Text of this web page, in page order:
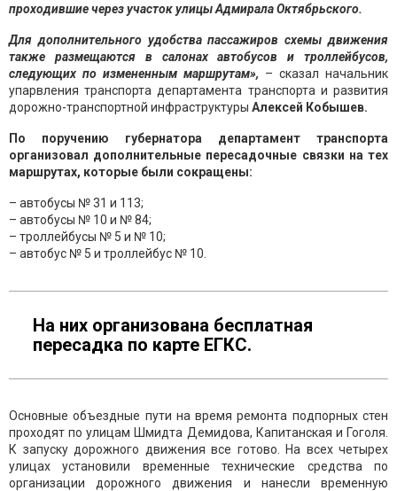
проходившие через участок улицы Адмирала Октябрьского.
Для дополнительного удобства пассажиров схемы движения
также размещаются в салонах автобусов и троллейбусов,
следующих по измененным маршрутам», – сказал начальник
упарвления транспорта департамента транспорта и развития
дорожно-транспортной инфраструктуры Алексей Кобышев.
По поручению губернатора департамент транспорта
организовал дополнительные пересадочные связки на тех
маршрутах, которые были сокращены:
– автобусы № 31 и 113;
– автобусы № 10 и № 84;
– троллейбусы № 5 и № 10;
– автобус № 5 и троллейбус № 10.
На них организована бесплатная
пересадка по карте ЕГКС.
Основные объездные пути на время ремонта подпорных стен
проходят по улицам Шмидта Демидова, Капитанская и Гоголя.
К запуску дорожного движения все готово. На всех четырех
улицах установили временные технические средства по
организации дорожного движения и нанесли временную